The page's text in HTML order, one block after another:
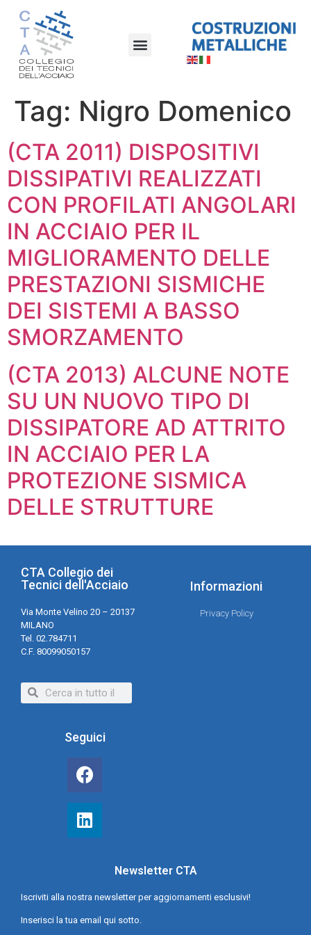
Tag: Nigro Domenico
(CTA 2011) DISPOSITIVI
DISSIPATIVI REALIZZATI
CON PROFILATI ANGOLARI
IN ACCIAIO PER IL
MIGLIORAMENTO DELLE
PRESTAZIONI SISMICHE
DEI SISTEMI A BASSO
SMORZAMENTO
(CTA 2013) ALCUNE NOTE
SU UN NUOVO TIPO DI
DISSIPATORE AD ATTRITO
IN ACCIAIO PER LA
PROTEZIONE SISMICA
DELLE STRUTTURE
CTA Collegio dei
Tecnici dell'Acciaio
Via Monte Velino 20 – 20137
MILANO
Tel. 02.784711
C.F. 80099050157
Informazioni
Privacy Policy
Seguici
Newsletter CTA
Iscriviti alla nostra newsletter per aggiornamenti esclusivi!
Inserisci la tua email qui sotto.